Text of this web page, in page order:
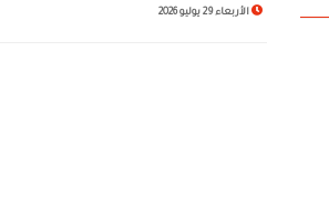
الأربعاء 29 يوليو 2026